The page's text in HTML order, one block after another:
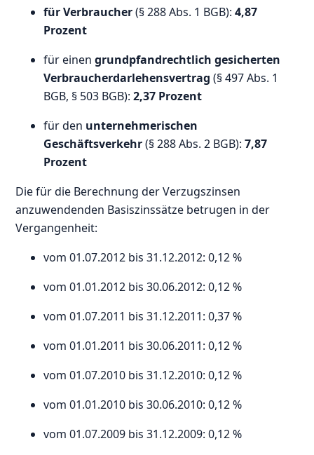
für Verbraucher(§ 288 Abs. 1 BGB):4,87
Prozent
für einengrundpfandrechtlich gesicherten
Verbraucherdarlehensvertrag(§ 497 Abs. 1
BGB, § 503 BGB):2,37 Prozent
für den unternehmerischen
Geschäftsverkehr(§ 288 Abs. 2 BGB):7,87
Prozent
Die für die Berechnung der Verzugszinsen
anzuwendenden Basiszinssätze betrugen in der
Vergangenheit:
vom 01.07.2012 bis 31.12.2012: 0,12 %
vom 01.01.2012 bis 30.06.2012: 0,12 %
vom 01.07.2011 bis 31.12.2011: 0,37 %
vom 01.01.2011 bis 30.06.2011: 0,12 %
vom 01.07.2010 bis 31.12.2010: 0,12 %
vom 01.01.2010 bis 30.06.2010: 0,12 %
vom 01.07.2009 bis 31.12.2009: 0,12 %